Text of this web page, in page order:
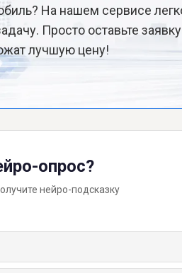
На нашем сервисе
Просто оставьте
лучшую цену!
опрос?
нейро-подсказку